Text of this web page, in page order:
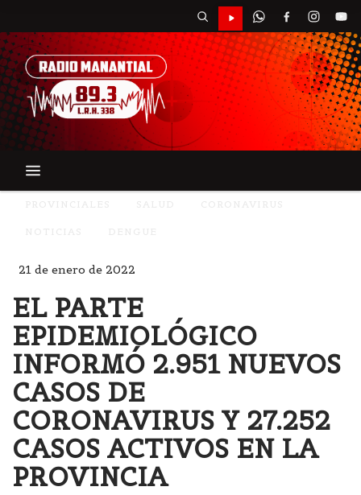
21 de enero de 2022
EL PARTE
EPIDEMIOLÓGICO
INFORMÓ 2.951 NUEVOS
CASOS DE
CORONAVIRUS Y 27.252
CASOS ACTIVOS EN LA
PROVINCIA